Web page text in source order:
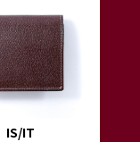
IS/IT